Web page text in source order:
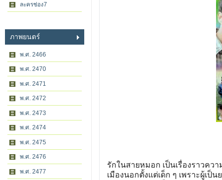
ละครช่อง7
ภาพยนตร์
พ.ศ. 2466
พ.ศ. 2470
พ.ศ. 2471
พ.ศ. 2472
พ.ศ. 2473
พ.ศ. 2474
พ.ศ. 2475
พ.ศ. 2476
พ.ศ. 2477
รักในสายหมอก เป็นเรื่องราวคว
เมืองนอกตั้งแต่เด็ก ๆ เพราะผู้เ